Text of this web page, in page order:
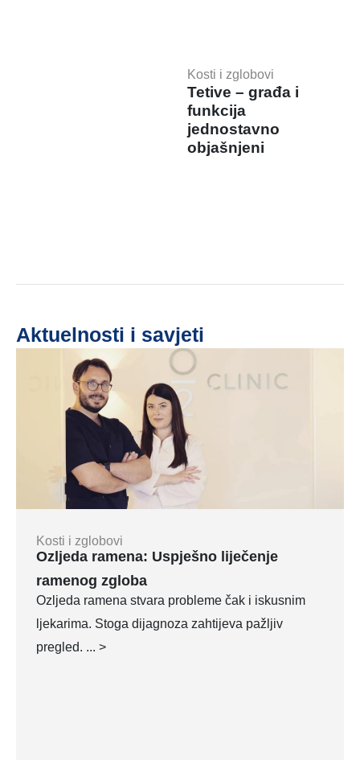
Kosti i zglobovi
Tetive – građa i
funkcija
jednostavno
objašnjeni
Aktuelnosti i savjeti
Kosti i zglobovi
Ozljeda ramena: Uspješno liječenje
ramenog zgloba
Ozljeda ramena stvara probleme čak i iskusnim
ljekarima. Stoga dijagnoza zahtijeva pažljiv
pregled. ... >